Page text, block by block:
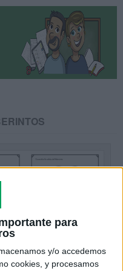
para
y/o accedemos
cookies, y procesamos